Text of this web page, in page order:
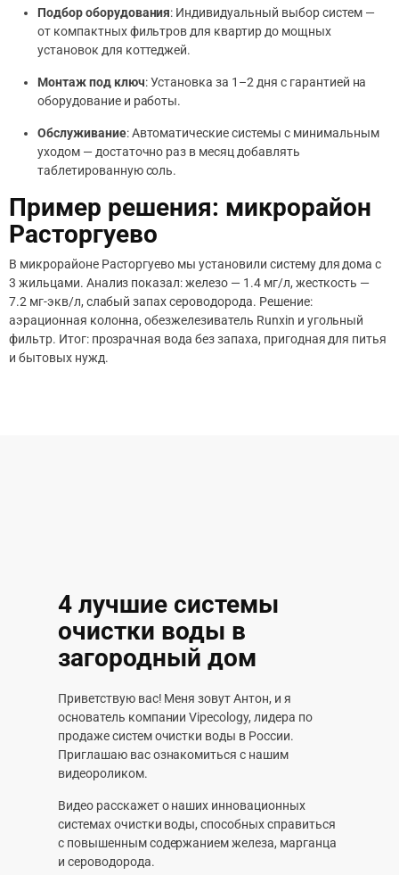
Подбор оборудования: Индивидуальный выбор систем —
от компактных фильтров для квартир до мощных
установок для коттеджей.
Монтаж под ключ: Установка за 1–2 дня с гарантией на
оборудование и работы.
Обслуживание: Автоматические системы с минимальным
уходом — достаточно раз в месяц добавлять
таблетированную соль.
Пример решения: микрорайон
Расторгуево
В микрорайоне Расторгуево мы установили систему для дома с
3 жильцами. Анализ показал: железо — 1.4 мг/л, жесткость —
7.2 мг-экв/л, слабый запах сероводорода. Решение:
аэрационная колонна, обезжелезиватель Runxin и угольный
фильтр. Итог: прозрачная вода без запаха, пригодная для питья
и бытовых нужд.
4 лучшие системы
очистки воды в
загородный дом
Приветствую вас! Меня зовут Антон, и я
основатель компании Vipecology, лидера по
продаже систем очистки воды в России.
Приглашаю вас ознакомиться с нашим
видеороликом.
Видео расскажет о наших инновационных
системах очистки воды, способных справиться
с повышенным содержанием железа, марганца
и сероводорода.